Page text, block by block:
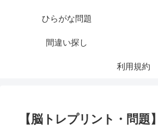
ひらがな問題
間違い探し
利用規約
【脳トレプリント・問題